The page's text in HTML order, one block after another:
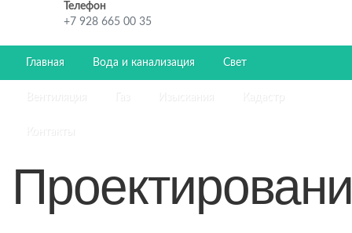
Телефон
+7 928 665 00 35
Главная Вода и канализация Свет